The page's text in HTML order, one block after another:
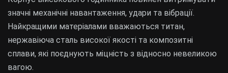
значні механічні навантаження, удари та вібрації.
Найкращими матеріалами вважаються титан,
нержавіюча сталь високої якості та композитні
сплави, які поєднують міцність з відносно невеликою
вагою.